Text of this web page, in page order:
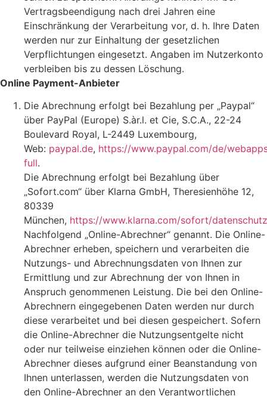
Vertragsbeendigung nach drei Jahren eine
Einschränkung der Verarbeitung vor, d. h. Ihre Daten
werden nur zur Einhaltung der gesetzlichen
Verpflichtungen eingesetzt. Angaben im Nutzerkonto
verbleiben bis zu dessen Löschung.
Online Payment-Anbieter
Die Abrechnung erfolgt bei Bezahlung per „Paypal“
über PayPal (Europe) S.àr.l. et Cie, S.C.A., 22-24
Boulevard Royal, L-2449 Luxembourg,
Web: paypal.de, https://www.paypal.com/de/
full.
Die Abrechnung erfolgt bei Bezahlung über
„Sofort.com“ über Klarna GmbH, Theresienhöhe 12,
80339
München, https://www.klarna.com/sofort/
Nachfolgend „Online-Abrechner“ genannt. Die Online-
Abrechner erheben, speichern und verarbeiten die
Nutzungs- und Abrechnungsdaten von Ihnen zur
Ermittlung und zur Abrechnung der von Ihnen in
Anspruch genommenen Leistung. Die bei den Online-
Abrechnern eingegebenen Daten werden nur durch
diese verarbeitet und bei diesen gespeichert. Sofern
die Online-Abrechner die Nutzungsentgelte nicht
oder nur teilweise einziehen können oder die Online-
Abrechner dieses aufgrund einer Beanstandung von
Ihnen unterlassen, werden die Nutzungsdaten von
den Online-Abrechner an den Verantwortlichen